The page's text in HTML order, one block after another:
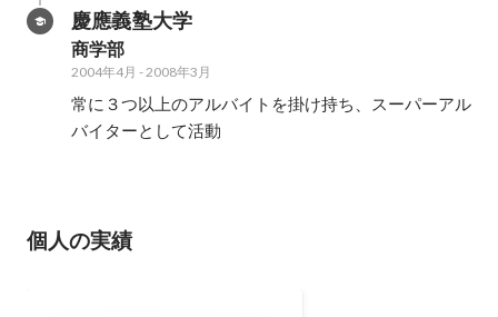
慶應義塾大学
商学部
2004年4月 -2008年3月
常に３つ以上のアルバイトを掛け持ち、スーパーアル
バイターとして活動
個人の実績